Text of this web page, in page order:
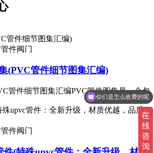
件阀门
(PVC管件细节图集汇编)
管件细节图集汇编PVC管件图集是一个包
件阀门
你们是怎么收费的呢